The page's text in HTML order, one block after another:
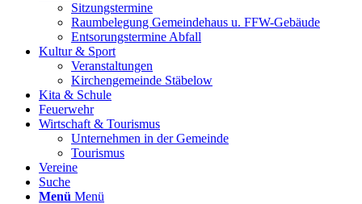
Sitzungstermine
Raumbelegung Gemeindehaus u. FFW-Gebäude
Entsorungstermine Abfall
Kultur & Sport
Veranstaltungen
Kirchengemeinde Stäbelow
Kita & Schule
Feuerwehr
Wirtschaft & Tourismus
Unternehmen in der Gemeinde
Tourismus
Vereine
Suche
Menü Menü